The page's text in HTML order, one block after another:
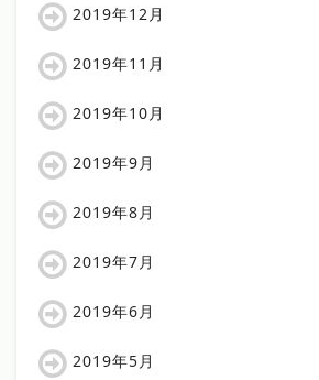
2019年12月
2019年11月
2019年10月
2019年9月
2019年8月
2019年7月
2019年6月
2019年5月